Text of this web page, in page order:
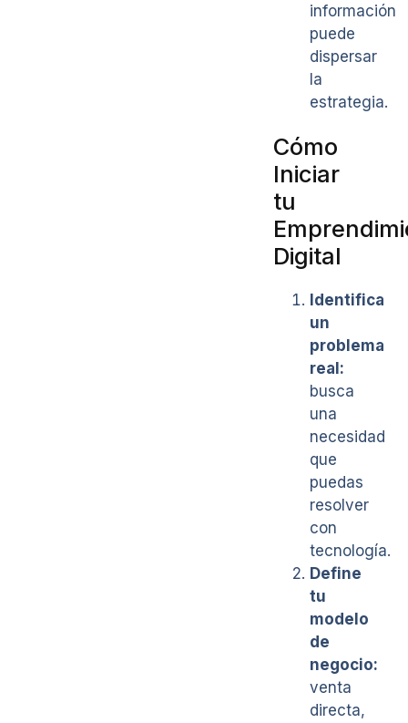
información
puede
dispersar
la
estrategia.
Cómo
Iniciar
tu
Digital
Identifica
un
problema
real:
busca
una
necesidad
que
puedas
resolver
con
tecnología.
Define
tu
modelo
de
negocio:
venta
directa,